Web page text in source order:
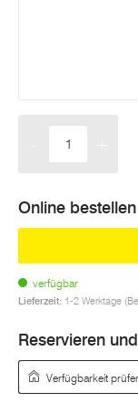
Online
verfügbar
Lieferzeit: 1-2 Werktage
Reservieren